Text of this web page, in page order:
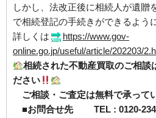
しかし、法改正後に相続人が遺贈
で相続登記の手続きができるよう
詳しくは
https://www.gov-
online.go.jp/useful/article/202203/
相続された不動産買取のご相談
ださい
ご相談・ご査定は無料で承って
■お問合せ先 TEL : 0120-234-